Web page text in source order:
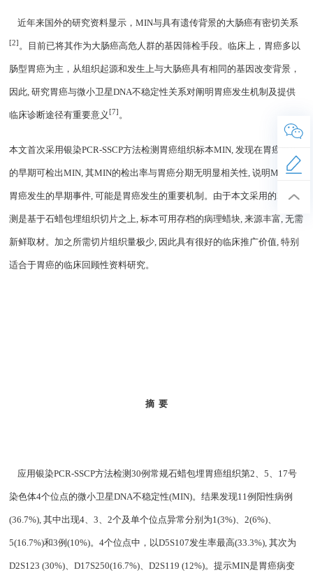
近年来国外的研究资料显示，MIN与具有遗传背景的大肠癌有密切关系
[2]。目前已将其作为大肠癌高危人群的基因筛检手段。临床上，胃癌多以
肠型胃癌为主，从组织起源和发生上与大肠癌具有相同的基因改变背景，
因此,研究胃癌与微小卫星DNA不稳定性关系对阐明胃癌发生机制及提供
临床诊断途径有重要意义[7]。
本文首次采用银染PCR-SSCP方法检测胃癌组织标本MIN, 发现在胃癌发生
的早期可检出MIN,其MIN的检出率与胃癌分期无明显相关性 ,说明MIN是
胃癌发生的早期事件 ,可能是胃癌发生的重要机制。由于本文采用的MIN检
测是基于石蜡包埋组织切片之上 ,标本可用存档的病理蜡块 ,来源丰富 ,无需
新鲜取材。加之所需切片组织量极少 因此具有很好的临床推广价值 ,特别
适合于胃癌的临床回顾性资料研究。
摘 要
应用银染PCR-SSCP方法检测30例常规石蜡包埋胃癌组织第2 、5 17号
染色体4个位点的微小卫星DNA不稳定性(MIN)。结果发现11例阳性病例
(36.7%),其中出现4 、3 、2个及单个位点异常分别为1(3%) 、2(6%)
5(16.7%)和3例(10%)。4个位点中，以D5S107发生率最高(33.3%),其次为
D2S123 (30%) 、D17S250(16.7%) 、D2S119 (12%)。提示MIN是胃癌病变